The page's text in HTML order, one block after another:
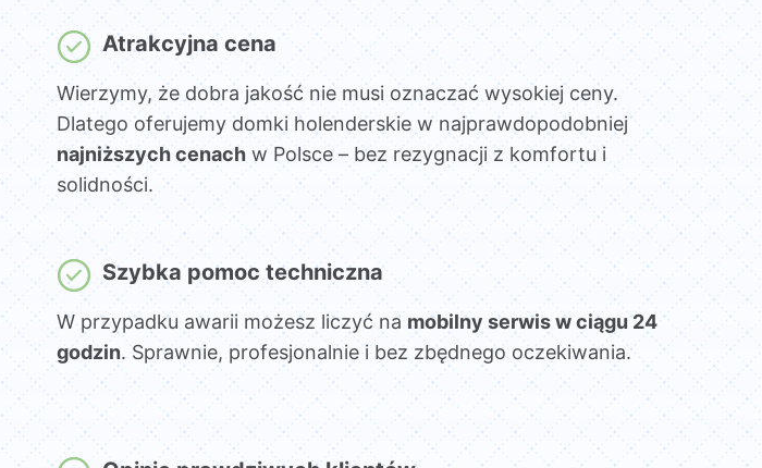
Atrakcyjna cena
Wierzymy, że dobra jakość nie musi oznaczać wysokiej ceny.
Dlatego oferujemy domki holenderskie w najprawdopodobniej
najniższych cenach w Polsce – bez rezygnacji z komfortu i
solidności.
Szybka pomoc techniczna
W przypadku awarii możesz liczyć namobilny serwis w ciągu 24
godzin. Sprawnie, profesjonalnie i bez zbędnego oczekiwania.